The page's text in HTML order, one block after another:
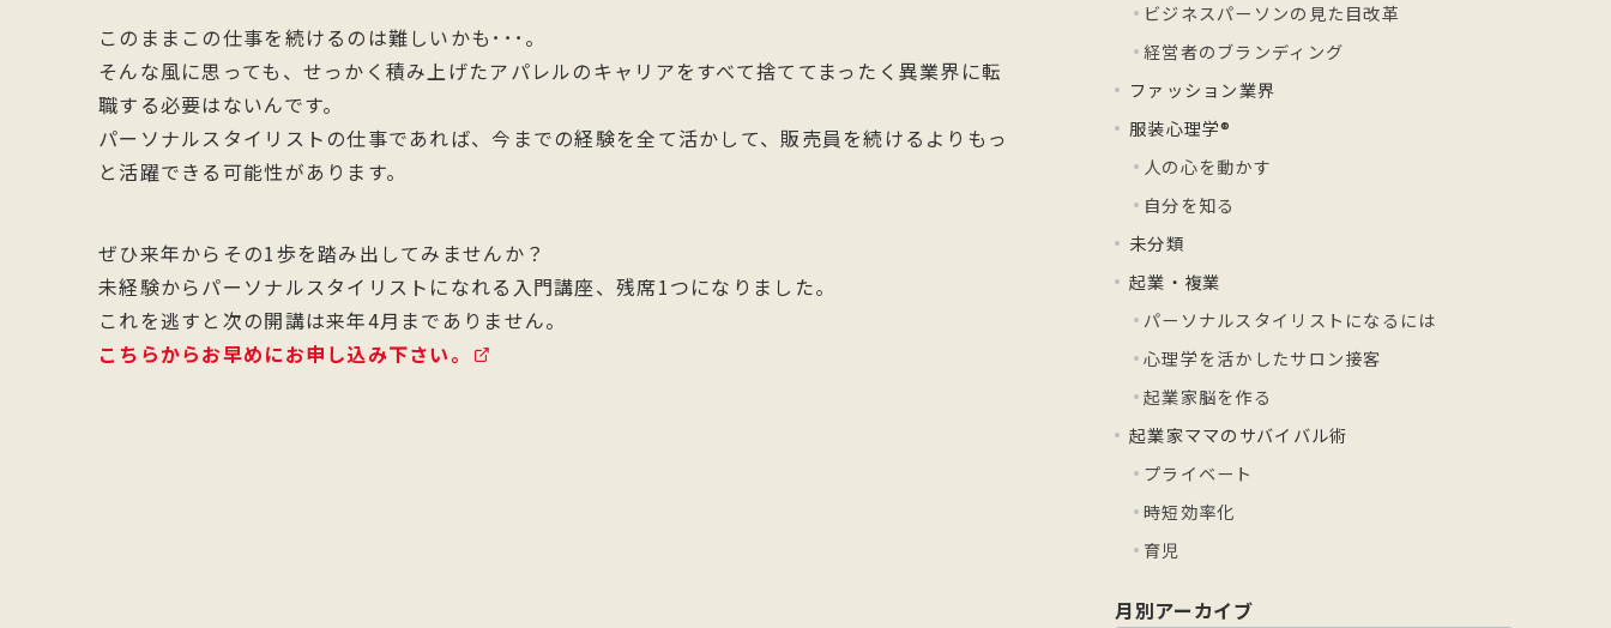
このままこの仕事を続けるのは難しいかも･･･。
そんな風に思っても、せっかく積み上げたアパレルのキャリアをすべて捨ててまったく異業界に転
職する必要はないんです。
パーソナルスタイリストの仕事であれば、今までの経験を全て活かして、販売員を続けるよりもっ
と活躍できる可能性があります。
ぜひ来年からその1歩を踏み出してみませんか？
未経験からパーソナルスタイリストになれる入門講座、残席1つになりました。
これを逃すと次の開講は来年4月までありません。
こちらからお早めにお申し込み下さい。
ビジネスパーソンの見た目改革
経営者のブランディング
ファッション業界
服装心理学®
人の心を動かす
自分を知る
未分類
起業・複業
パーソナルスタイリストになるには
心理学を活かしたサロン接客
起業家脳を作る
起業家ママのサバイバル術
プライベート
時短効率化
育児
月別アーカイブ